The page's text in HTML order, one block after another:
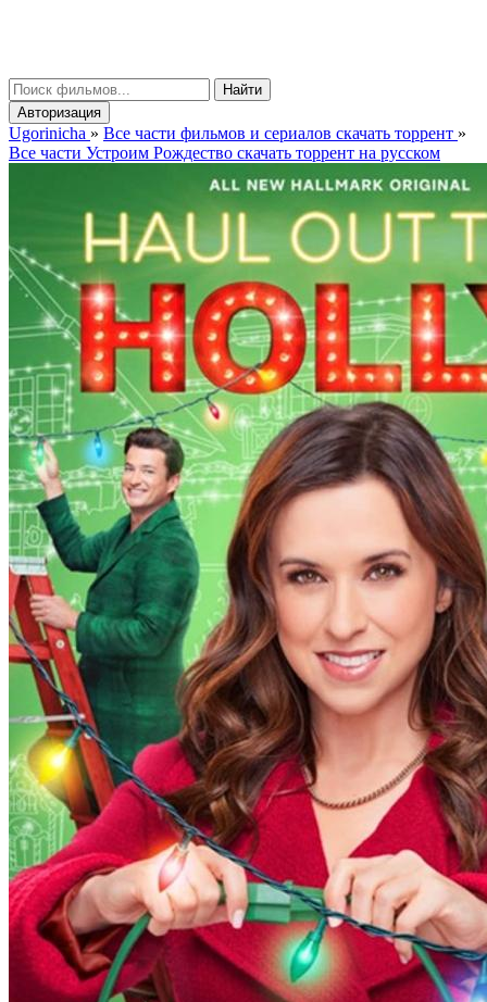
Найти
Авторизация
Ugorinicha » Все части фильмов и сериалов скачать торрент »
Все части Устроим Рождество скачать торрент на русском